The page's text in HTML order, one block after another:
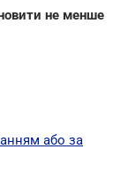
не менше
або за